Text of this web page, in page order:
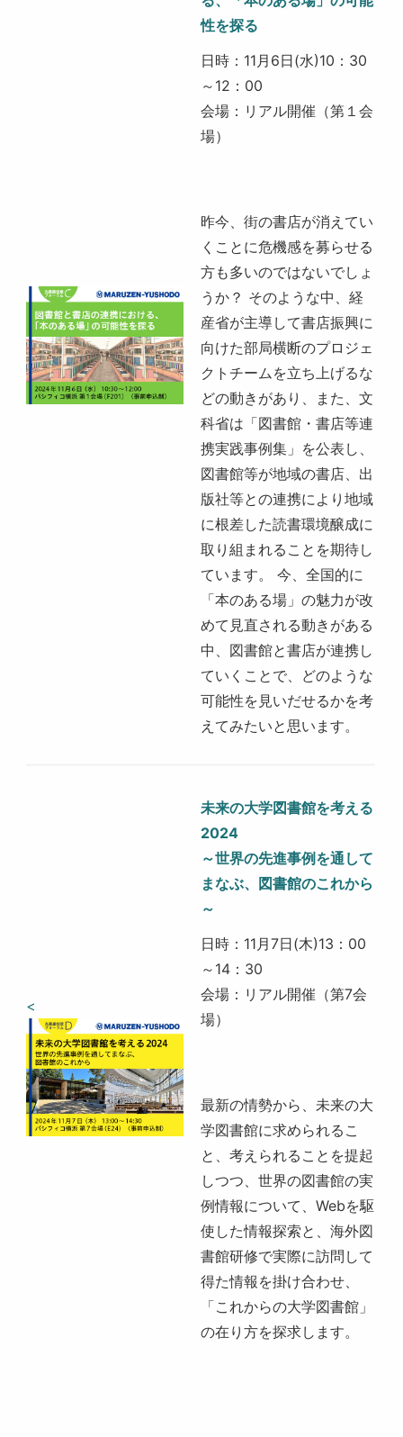
性を探る
日時：11月6日(水)10：30
～12：00
会場：リアル開催（第１会
場​）
昨今、街の書店が消えてい
くことに危機感を募らせる
方も多いのではないでしょ
うか？ そのような中、経
産省が主導して書店振興に
向けた部局横断のプロジェ
クトチームを立ち上げるな
どの動きがあり、また、文
科省は「図書館・書店等連
携実践事例集」を公表し、
図書館等が地域の書店、出
版社等との連携により地域
に根差した読書環境醸成に
取り組まれることを期待し
ています。 今、全国的に
「本のある場」の魅力が改
めて見直される動きがある
中、図書館と書店が連携し
ていくことで、どのような
可能性を見いだせるかを考
えてみたいと思います。
<
未来の大学図書館を考える
2024
～世界の先進事例を通して
まなぶ、図書館のこれから
～
日時：11月7日(木)13：00
～14：30
会場：リアル開催（第7会
場​）
最新の情勢から、未来の大
学図書館に求められるこ
と、考えられることを提起
しつつ、世界の図書館の実
例情報について、Webを駆
使した情報探索と、海外図
書館研修で実際に訪問して
得た情報を掛け合わせ、
「これからの大学図書館」
の在り方を探求します。